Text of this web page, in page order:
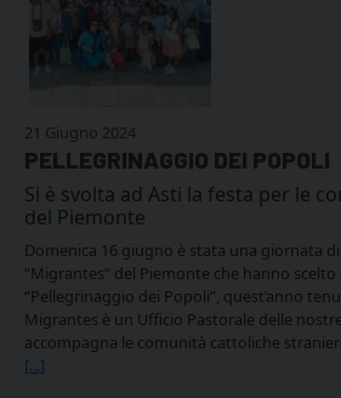
21 Giugno 2024
PELLEGRINAGGIO DEI POPOLI
Si è svolta ad Asti la festa per le
del Piemonte
Domenica 16 giugno è stata una giornata
“Migrantes” del Piemonte che hanno scelto
“Pellegrinaggio dei Popoli”, quest’anno
Migrantes è un Ufficio Pastorale delle
accompagna le comunità cattoliche
[...]